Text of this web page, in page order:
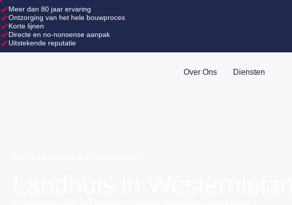
Meer dan 80 jaar ervaring
Ontzorging van het hele bouwproces
Korte lijnen
Directe en no-nonsense aanpak
Uitstekende reputatie
Over Ons Diensten